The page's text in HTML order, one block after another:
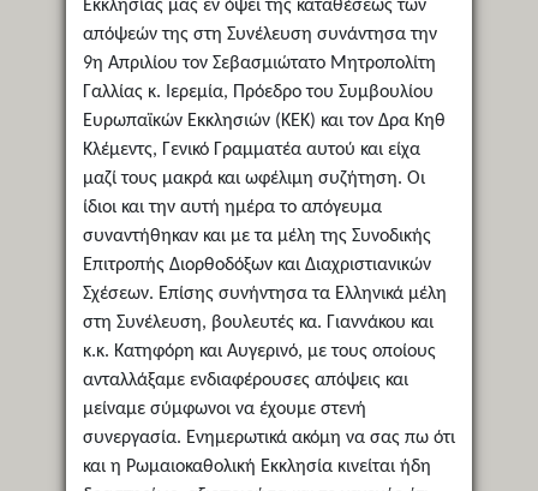
Εκκλησίας μας εν όψει της καταθέσεως των
απόψεών της στη Συνέλευση συνάντησα την
9η Απριλίου τον Σεβασμιώτατο Μητροπολίτη
Γαλλίας κ. Ιερεμία, Πρόεδρο του Συμβουλίου
Ευρωπαϊκών Εκκλησιών (ΚΕΚ) και τον Δρα Κηθ
Κλέμεντς, Γενικό Γραμματέα αυτού και είχα
μαζί τους μακρά και ωφέλιμη συζήτηση. Οι
ίδιοι και την αυτή ημέρα το απόγευμα
συναντήθηκαν και με τα μέλη της Συνοδικής
Επιτροπής Διορθοδόξων και Διαχριστιανικών
Σχέσεων. Επίσης συνήντησα τα Ελληνικά μέλη
στη Συνέλευση, βουλευτές κα. Γιαννάκου και
κ.κ. Κατηφόρη και Αυγερινό, με τους οποίους
ανταλλάξαμε ενδιαφέρουσες απόψεις και
μείναμε σύμφωνοι να έχουμε στενή
συνεργασία. Ενημερωτικά ακόμη να σας πω ότι
και η Ρωμαιοκαθολική Εκκλησία κινείται ήδη